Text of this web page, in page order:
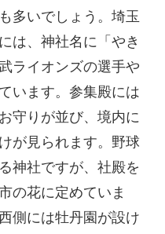
多いでしょう。埼玉
は、神社名に「やき
ライオンズの選手や
います。参集殿には
守りが並び、境内に
が見られます。野球
神社ですが、社殿を
の花に定めていま
側には牡丹園が設け